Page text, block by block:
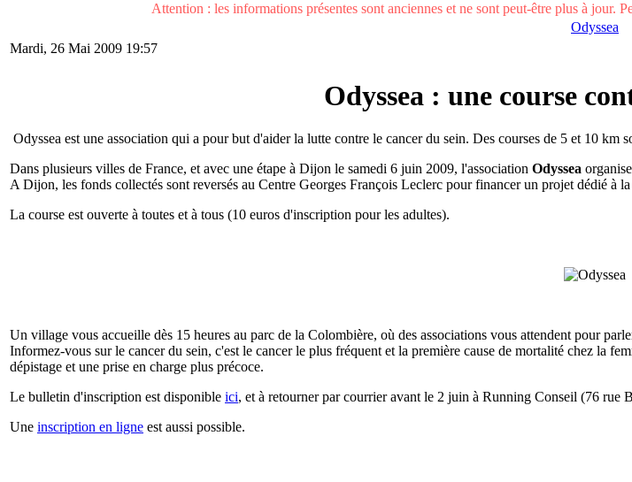
Attention : les informations présentes sont anciennes et ne sont peut-être plus à jour.
Odyssea
Mardi, 26 Mai 2009 19:57
Odyssea : une course
Odyssea est une association qui a pour but d'aider la lutte contre le cancer du sein. Des courses de 5 et 10 km
Dans plusieurs villes de France, et avec une étape à Dijon le samedi 6 juin 2009, l'association Odyssea
A Dijon, les fonds collectés sont reversés au Centre Georges François Leclerc pour financer un projet dédié à
La course est ouverte à toutes et à tous (10 euros d'inscription pour les adultes).
Un village vous accueille dès 15 heures au parc de la Colombière, où des associations vous attendent pour
Informez-vous sur le cancer du sein, c'est le cancer le plus fréquent et la première cause de mortalité chez la
dépistage et une prise en charge plus précoce.
Le bulletin d'inscription est disponible ici, et à retourner par courrier avant le 2 juin à Running Conseil (76 rue
Une inscription en ligne est aussi possible.